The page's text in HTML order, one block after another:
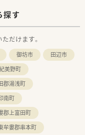
すが、他店舗での勤務
にも対応しています。
的には企業型確定拠出
ります。
取得率（実績：70％前
すい環境です。
員も多いほか、介護休
環境が整っています。
、コンプライアンス、
ことができます。
利厚生も充実しており
探す
だけます。
御坊市
田辺市
美野町
郡湯浅町
南町
郡上富田町
牟婁郡串本町